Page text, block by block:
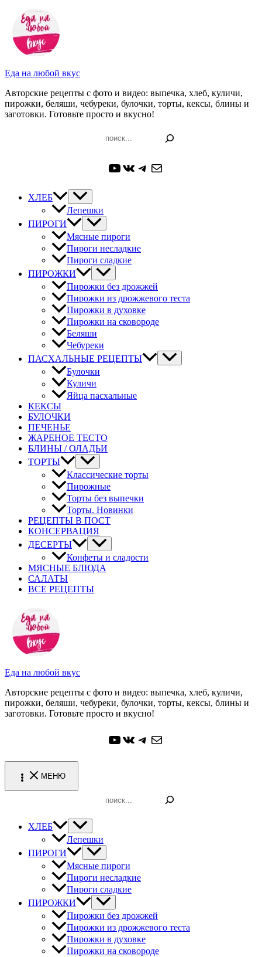
Перейти
содержимому
Еда на любой вкус
Авторские рецепты с фото и видео: выпечка, хлеб, куличи,
пирожки, беляши, чебуреки, булочки, торты, кексы, блины и
заготовки. Готовьте просто и вкусно!
YouTube
ВКонтакте
Telegram
Почта
ХЛЕБ
Лепешки
ПИРОГИ
Мясные пироги
Пироги несладкие
Пироги сладкие
ПИРОЖКИ
Пирожки без дрожжей
Пирожки из дрожжевого теста
Пирожки в духовке
Пирожки на сковороде
Беляши
Чебуреки
ПАСХАЛЬНЫЕ РЕЦЕПТЫ
Булочки
Куличи
Яйца пасхальные
КЕКСЫ
БУЛОЧКИ
ПЕЧЕНЬЕ
ЖАРЕНОЕ ТЕСТО
БЛИНЫ / ОЛАДЬИ
ТОРТЫ
Классические торты
Пирожные
Торты без выпечки
Торты. Новинки
РЕЦЕПТЫ В ПОСТ
КОНСЕРВАЦИЯ
ДЕСЕРТЫ
Конфеты и сладости
МЯСНЫЕ БЛЮДА
САЛАТЫ
ВСЕ РЕЦЕПТЫ
Еда на любой вкус
Авторские рецепты с фото и видео: выпечка, хлеб, куличи,
пирожки, беляши, чебуреки, булочки, торты, кексы, блины и
заготовки. Готовьте просто и вкусно!
YouTube
ВКонтакте
Telegram
Почта
МЕНЮ
ХЛЕБ
Лепешки
ПИРОГИ
Мясные пироги
Пироги несладкие
Пироги сладкие
ПИРОЖКИ
Пирожки без дрожжей
Пирожки из дрожжевого теста
Пирожки в духовке
Пирожки на сковороде